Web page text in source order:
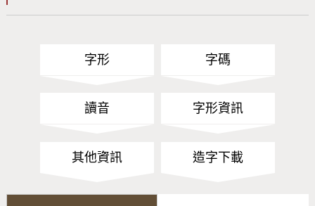
字形 字碼
讀音 字形資訊
其他資訊 造字下載